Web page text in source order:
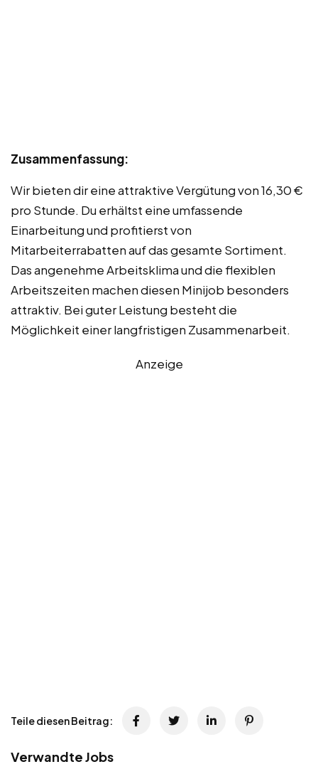
Zusammenfassung:
Wir bieten dir eine attraktive Vergütung von 16,30 €
pro Stunde. Du erhältst eine umfassende
Einarbeitung und profitierst von
Mitarbeiterrabatten auf das gesamte Sortiment.
Das angenehme Arbeitsklima und die flexiblen
Arbeitszeiten machen diesen Minijob besonders
attraktiv. Bei guter Leistung besteht die
Möglichkeit einer langfristigen Zusammenarbeit.
Anzeige
Teile diesen Beitrag:
Verwandte Jobs